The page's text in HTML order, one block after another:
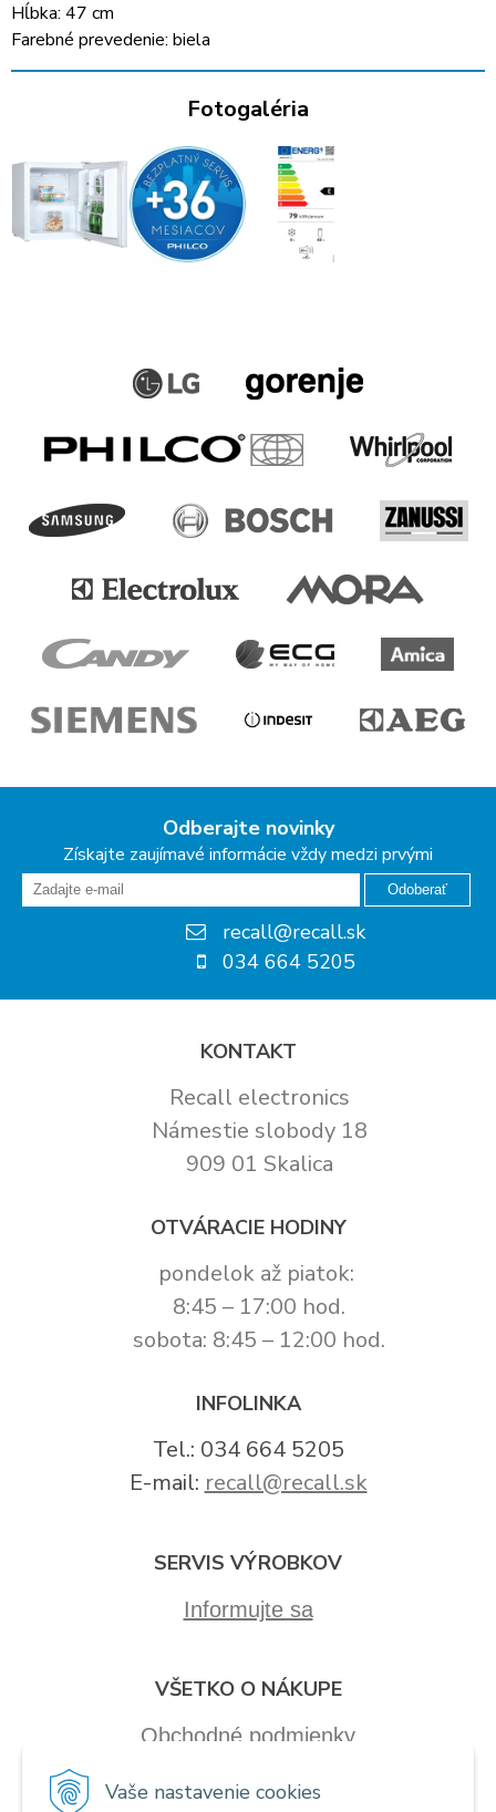
Vaše nastavenie cookies
Hĺbka: 47 cm
Farebné prevedenie: biela
Fotogaléria
Odberajte novinky
Získajte zaujímavé informácie vždy medzi prvými
Odoberať
recall@recall.sk
034 664 5205
KONTAKT
Recall electronics
Námestie slobody 18
909 01 Skalica
OTVÁRACIE HODINY
pondelok až piatok:
8:45 – 17:00 hod.
sobota: 8:45 – 12:00 hod.
INFOLINKA
Tel.: 034 664 5205
E-mail: recall@recall.sk
SERVIS VÝROBKOV
Informujte sa
VŠETKO O NÁKUPE
Obchodné podmienky